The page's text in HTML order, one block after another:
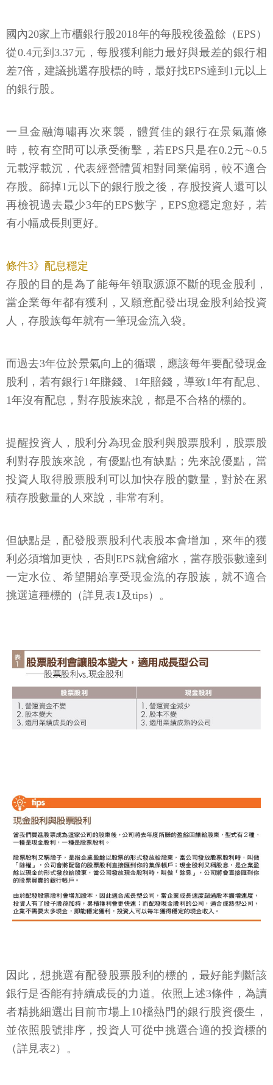
國內20家上市櫃銀行股2018年的每股稅後盈餘（EPS）
從0.4元到3.37元，每股獲利能力最好與最差的銀行相
差7倍，建議挑選存股標的時，最好找EPS達到1元以上
的銀行股。
一旦金融海嘯再次來襲，體質佳的銀行在景氣蕭條
時，較有空間可以承受衝擊，若EPS只是在0.2元∼0.5
元載浮載沉，代表經營體質相對同業偏弱，較不適合
存股。篩掉1元以下的銀行股之後，存股投資人還可以
再檢視過去最少3年的EPS數字，EPS愈穩定愈好，若
有小幅成長則更好。
條件3》配息穩定
存股的目的是為了能每年領取源源不斷的現金股利，
當企業每年都有獲利，又願意配發出現金股利給投資
人，存股族每年就有一筆現金流入袋。
而過去3年位於景氣向上的循環，應該每年要配發現金
股利，若有銀行1年賺錢、1年賠錢，導致1年有配息、
1年沒有配息，對存股族來說，都是不合格的標的。
提醒投資人，股利分為現金股利與股票股利，股票股
利對存股族來說，有優點也有缺點；先來說優點，當
投資人取得股票股利可以加快存股的數量，對於在累
積存股數量的人來說，非常有利。
但缺點是，配發股票股利代表股本會增加，來年的獲
利必須增加更快，否則EPS就會縮水，當存股張數達到
一定水位、希望開始享受現金流的存股族，就不適合
挑選這種標的（詳見表1及tips）。
因此，想挑選有配發股票股利的標的，最好能判斷該
銀行是否能有持續成長的力道。依照上述3條件，為讀
者精挑細選出目前市場上10檔熱門的銀行股資優生，
並依照股號排序，投資人可從中挑選合適的投資標的
（詳見表2）。